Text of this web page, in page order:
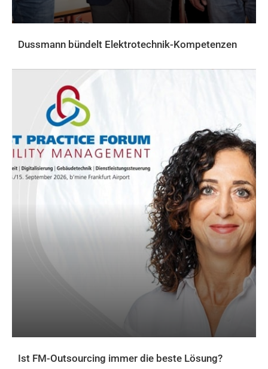
Dussmann bündelt Elektrotechnik-Kompetenzen
Ist FM-Outsourcing immer die beste Lösung?